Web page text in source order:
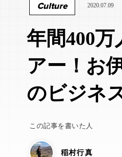
Culture 2020.07.09
年間400
アー！お
のビジネ
この記事を書いた人
稲村行真